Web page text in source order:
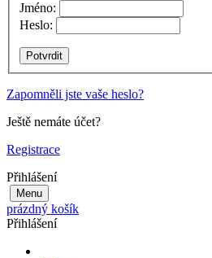
Jméno:
Heslo:
Zapomněli jste vaše heslo?
Ještě nemáte účet?
Registrace
Přihlášení
Menu
prázdný košík
Přihlášení